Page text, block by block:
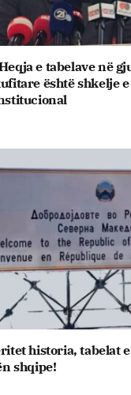
e tabelave në
është shkelje
historia, tabelat
shqipe!